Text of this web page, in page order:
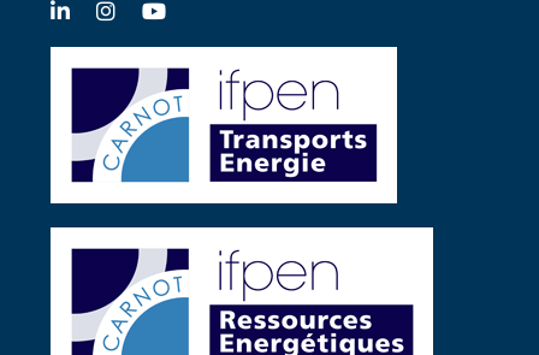
LinkedInInstagramYouTube